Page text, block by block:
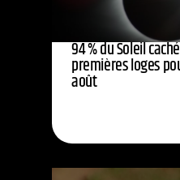
94 % du Soleil
premières loges
août